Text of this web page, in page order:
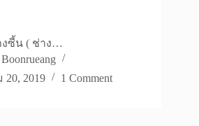
( ช่าง…
2019 1 Comment